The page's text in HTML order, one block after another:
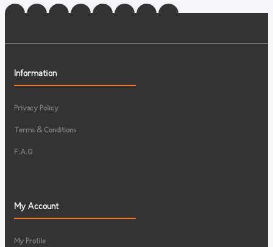
Information
Privacy Policy
Terms & Conditions
F.A.Q
My Account
My Profile